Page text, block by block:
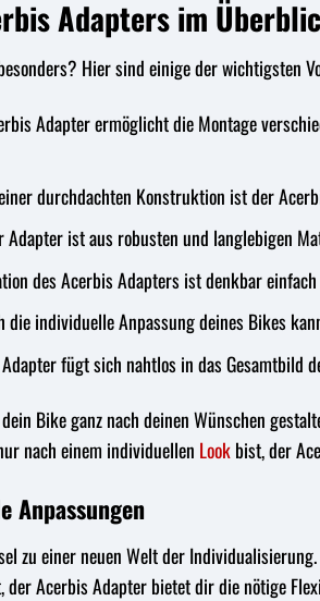
Adapters im
Hier sind einige der wichtigsten
Adapter ermöglicht die Montage
durchdachten Konstruktion ist der
Adapter ist aus robusten und langlebigen
des Acerbis Adapters ist denkbar
die individuelle Anpassung deines Bikes
fügt sich nahtlos in das Gesamtbild
Bike ganz nach deinen Wünschen
nach einem individuellen Lookbist, der
zu einer neuen Welt der
der Acerbis Adapter bietet dir die nötige